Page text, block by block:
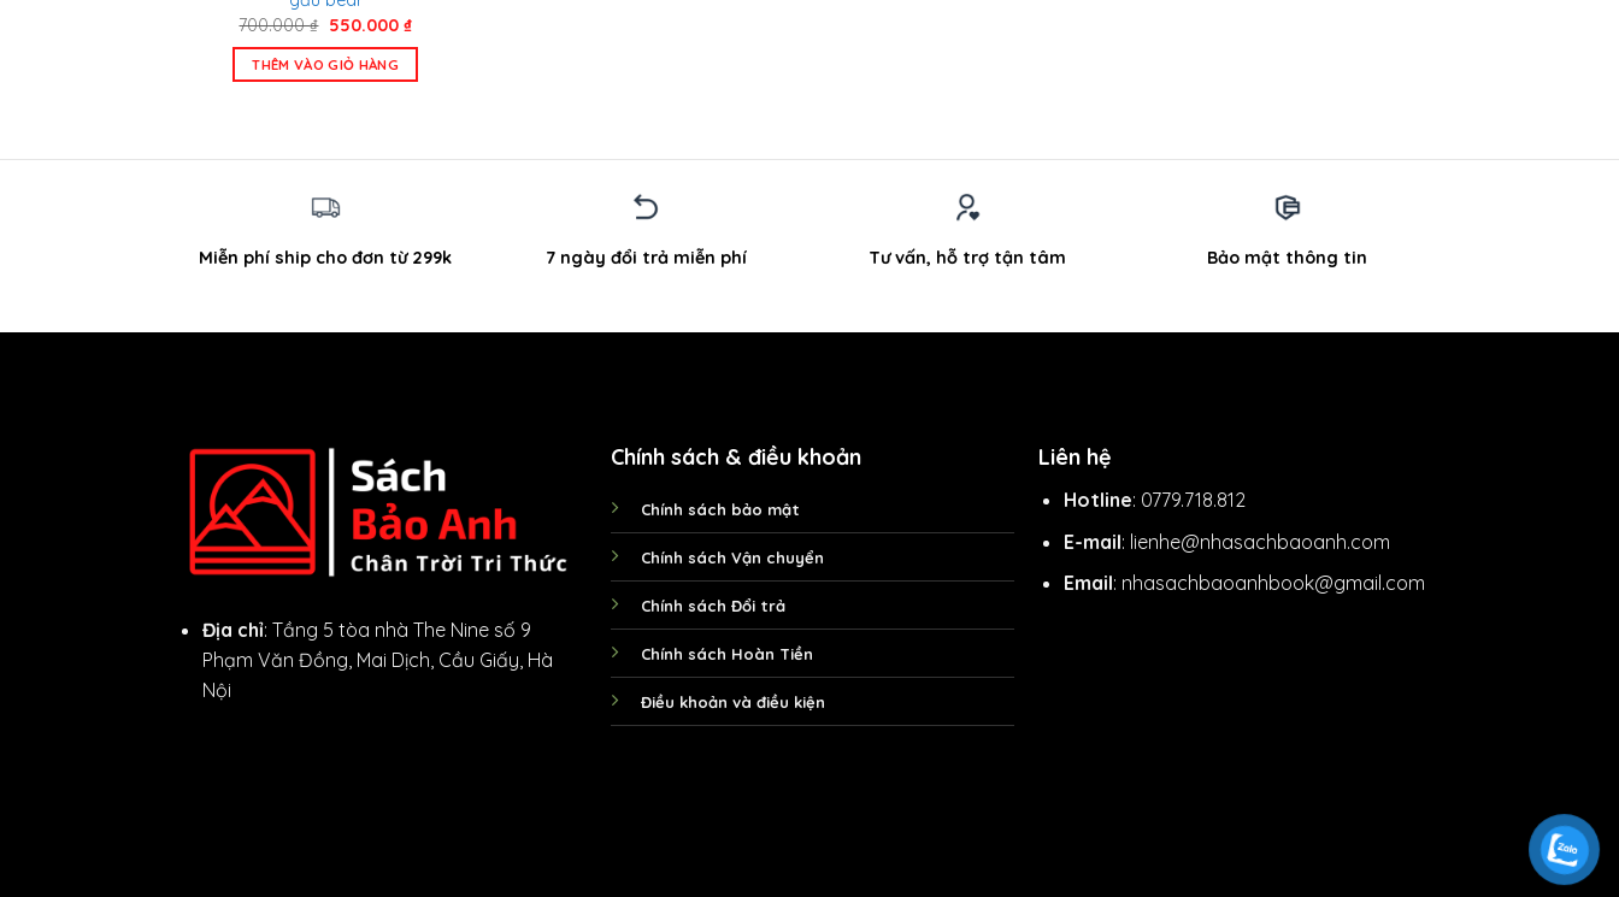
700.000₫ Giá
là:
700.000 ₫.
550.000 ₫Giá
là:
THÊM VÀO GIỎ HÀNG
Miễn phí ship cho đơn từ 299k 7 ngày đổi trả miễn phí Tư vấn, hỗ trợ tận tâm Bảo mật thông tin
Địa chỉ: Tầng 5 tòa nhà The Nine số 9
Phạm Văn Đồng, Mai Dịch, Cầu Giấy, Hà
Nội
Chính sách & điều khoản
Chính sách bảo mật
Chính sách Vận chuyển
Chính sách Đổi trả
Chính sách Hoàn Tiền
Điều khoản và điều kiện
Liên hệ
Hotline: 0779.718.812
E-mail: lienhe@nhasachbaoanh.com
Email: nhasachbaoanhbook@gmail.com